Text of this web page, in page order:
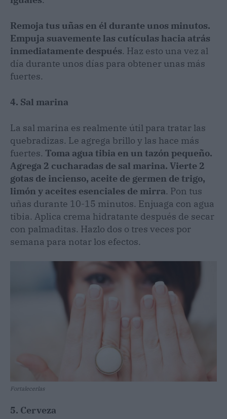
Remoja tus uñas en él durante unos minutos.
Empuja suavemente las cutículas hacia atrás
inmediatamente después. Haz esto una vez al
día durante unos días para obtener unas más
fuertes.
4. Sal marina
La sal marina es realmente útil para tratar las
quebradizas. Le agrega brillo y las hace más
fuertes. Toma agua tibia en un tazón pequeño.
Agrega 2 cucharadas de sal marina. Vierte 2
gotas de incienso, aceite de germen de trigo,
limón y aceites esenciales de mirra. Pon tus
uñas durante 10-15 minutos. Enjuaga con agua
tibia. Aplica crema hidratante después de secar
con palmaditas. Hazlo dos o tres veces por
semana para notar los efectos.
Fortalecerlas
5. Cerveza